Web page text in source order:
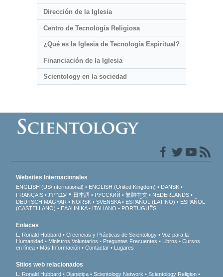
Dirección de la Iglesia
Centro de Tecnología Religiosa
¿Qué es la Iglesia de Tecnología Espiritual?
Financiación de la Iglesia
Scientology en la sociedad
Websites Internacionales
ENGLISH (US/International) ENGLISH (United Kingdom)
DANSK
FRANÇAIS
עברית 日本語 РУССКИЙ 繁體中文
NEDERLANDS
DEUTSCH MAGYAR NORSK SVENSKA ESPAÑOL (LATINO)
ESPAÑOL
(CASTELLANO)
ΕΛΛΗΝΙΚA ITALIANO PORTUGUÊS
Enlaces
L. Ronald Hubbard Creencias y Prácticas de Scientology
Voz para la
Humanidad
Ministros Voluntarios Preguntas Frecuentes Libros
Cursos
en línea
Más Información Contactar Lugares
Sitios web relacionados
L. Ronald Hubbard Dianética Scientology Network Scientology Religion